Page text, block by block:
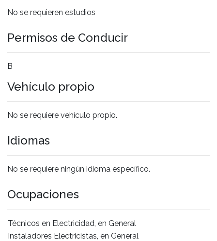
No se requieren estudios
Permisos de Conducir
B
Vehículo propio
No se requiere vehículo propio.
Idiomas
No se requiere ningún idioma específico.
Ocupaciones
Técnicos en Electricidad, en General
Instaladores Electricistas, en General